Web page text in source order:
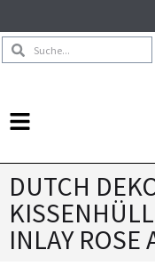
DUTCH
INLAY ROSE